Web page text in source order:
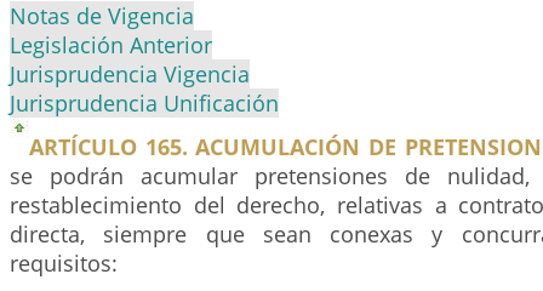
Notas de Vigencia
Legislación Anterior
Jurisprudencia Vigencia
Jurisprudencia Unificación
ARTÍCULO 165. ACUMULACIÓN DE
se podrán acumular pretensiones de
restablecimiento del derecho, relativas a
directa, siempre que sean conexas y
requisitos: